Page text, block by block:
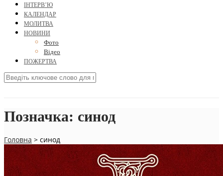
ІНТЕРВ’Ю
КАЛЕНДАР
МОЛИТВА
НОВИНИ
Фото
Відео
ПОЖЕРТВА
Позначка: синод
Головна > синод